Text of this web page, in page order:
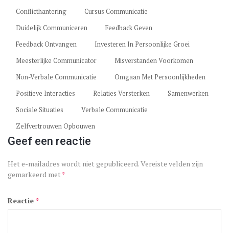
Conflicthantering
Cursus Communicatie
Duidelijk Communiceren
Feedback Geven
Feedback Ontvangen
Investeren In Persoonlijke Groei
Meesterlijke Communicator
Misverstanden Voorkomen
Non-Verbale Communicatie
Omgaan Met Persoonlijkheden
Positieve Interacties
Relaties Versterken
Samenwerken
Sociale Situaties
Verbale Communicatie
Zelfvertrouwen Opbouwen
Geef een reactie
Het e-mailadres wordt niet gepubliceerd.Vereiste velden zijn
gemarkeerd met *
Reactie *